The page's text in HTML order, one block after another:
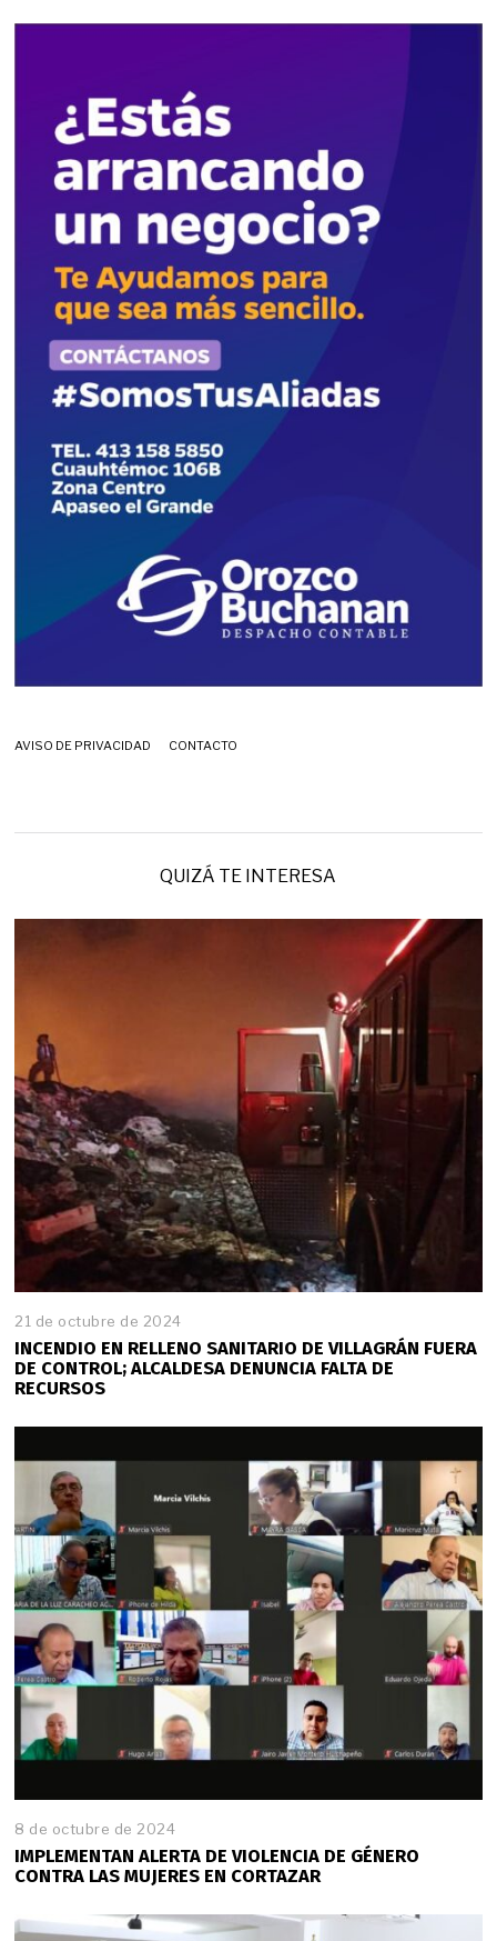
AVISO DE PRIVACIDAD CONTACTO
QUIZÁ TE INTERESA
21 de octubre de 2024
INCENDIO EN RELLENO SANITARIO DE VILLAGRÁN FUERA
DE CONTROL; ALCALDESA DENUNCIA FALTA DE
RECURSOS
8 de octubre de 2024
IMPLEMENTAN ALERTA DE VIOLENCIA DE GÉNERO
CONTRA LAS MUJERES EN CORTAZAR